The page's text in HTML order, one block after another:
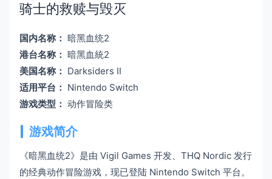
骑士的救赎与毁灭
国内名称： 暗黑血统2
港台名称： 暗黑血統2
美国名称： Darksiders II
适用平台： Nintendo Switch
游戏类型： 动作冒险类
游戏简介
《暗黑血统2》是由 Vigil Games 开发、THQ Nordic 发行
的经典动作冒险游戏，现已登陆 Nintendo Switch 平台。